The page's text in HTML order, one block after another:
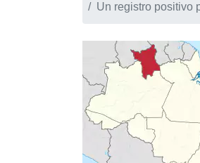
Un registro positivo